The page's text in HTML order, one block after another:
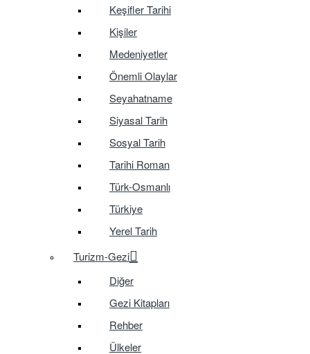
Keşifler Tarihi
Kişiler
Medeniyetler
Önemli Olaylar
Seyahatname
Siyasal Tarih
Sosyal Tarih
Tarihi Roman
Türk-Osmanlı
Türkiye
Yerel Tarih
Turizm-Gezi
Diğer
Gezi Kitapları
Rehber
Ülkeler